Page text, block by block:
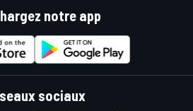
notre app
sociaux